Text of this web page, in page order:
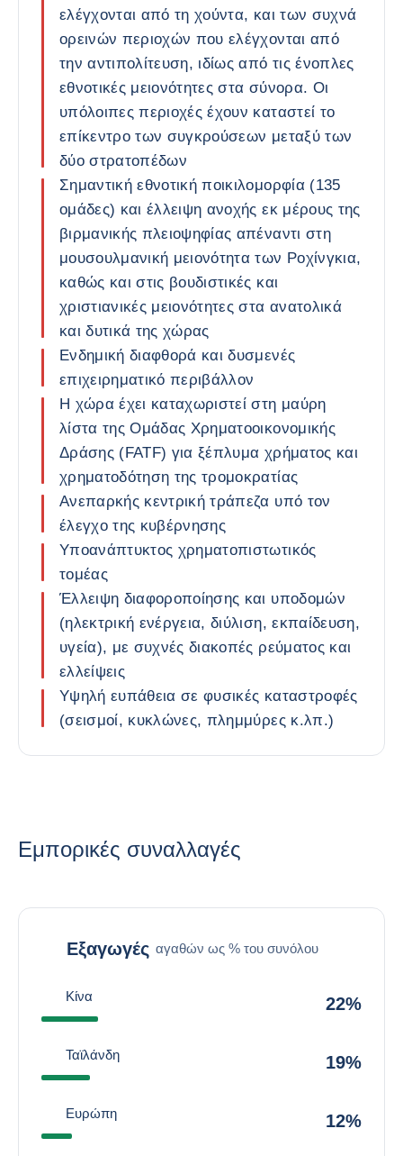
ελέγχονται από τη χούντα, και των συχνά
ορεινών περιοχών που ελέγχονται από
την αντιπολίτευση, ιδίως από τις ένοπλες
εθνοτικές μειονότητες στα σύνορα. Οι
υπόλοιπες περιοχές έχουν καταστεί το
επίκεντρο των συγκρούσεων μεταξύ των
δύο στρατοπέδων
Σημαντική εθνοτική ποικιλομορφία (135
ομάδες) και έλλειψη ανοχής εκ μέρους της
βιρμανικής πλειοψηφίας απέναντι στη
μουσουλμανική μειονότητα των Ροχίνγκια,
καθώς και στις βουδιστικές και
χριστιανικές μειονότητες στα ανατολικά
και δυτικά της χώρας
Ενδημική διαφθορά και δυσμενές
επιχειρηματικό περιβάλλον
Η χώρα έχει καταχωριστεί στη μαύρη
λίστα της Ομάδας Χρηματοοικονομικής
Δράσης (FATF) για ξέπλυμα χρήματος και
χρηματοδότηση της τρομοκρατίας
Ανεπαρκής κεντρική τράπεζα υπό τον
έλεγχο της κυβέρνησης
Υποανάπτυκτος χρηματοπιστωτικός
τομέας
Έλλειψη διαφοροποίησης και υποδομών
(ηλεκτρική ενέργεια, διύλιση, εκπαίδευση,
υγεία), με συχνές διακοπές ρεύματος και
ελλείψεις
Υψηλή ευπάθεια σε φυσικές καταστροφές
(σεισμοί, κυκλώνες, πλημμύρες κ.λπ.)
Εμπορικές συναλλαγές
Εξαγωγές αγαθών ως % του συνόλου
Κίνα 22%
Ταϊλάνδη 19%
Ευρώπη 12%